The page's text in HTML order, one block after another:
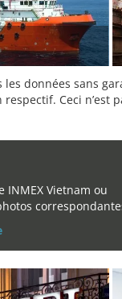
les données sans
respectif. Ceci n’est
INMEX Vietnam ou